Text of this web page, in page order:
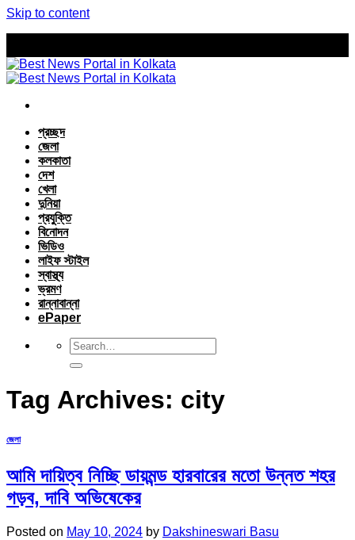
Skip to content
প্রচ্ছদ
জেলা
কলকাতা
দেশ
খেলা
দুনিয়া
প্রযুক্তি
বিনোদন
ভিডিও
লাইফ স্টাইল
স্বাস্থ্য
ভ্রমণ
রান্নাবান্না
ePaper
Tag Archives: city
জেলা
আমি দায়িত্ব নিচ্ছি ডায়মন্ড হারবারের মতো উন্নত শহর
গড়ব, দাবি অভিষেকের
Posted on May 10, 2024 by Dakshineswari Basu